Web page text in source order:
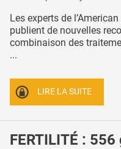
Les experts de
publient de nouvelles
combinaison des
...
LIRE LA SUITE
FERTILITÉ :